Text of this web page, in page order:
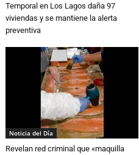
Temporal en Los Lagos daña 97
viviendas y se mantiene la alerta
preventiva
Noticia del Día
Revelan red criminal que «maquilla